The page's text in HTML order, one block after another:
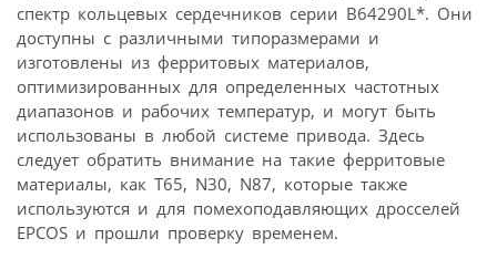
спектр кольцевых сердечников серии B64290L*. Они
доступны с различными типоразмерами и
изготовлены из ферритовых материалов,
оптимизированных для определенных частотных
диапазонов и рабочих температур, и могут быть
использованы в любой системе привода. Здесь
следует обратить внимание на такие ферритовые
материалы, как T65, N30, N87, которые также
используются и для помехоподавляющих дросселей
EPCOS и прошли проверку временем.